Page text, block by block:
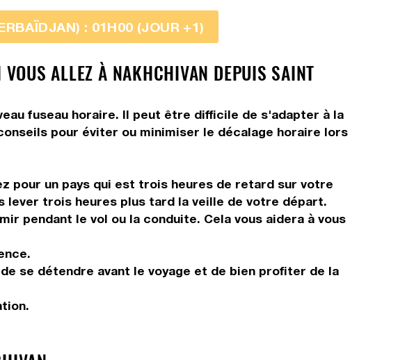
: 01H00 (JOUR +1)
ALLEZ À NAKHCHIVAN DEPUIS SAINT
fuseau horaire. Il peut être difficile de s'adapter à la
pour éviter ou minimiser le décalage horaire lors
pour un pays qui est trois heures de retard sur votre
lever trois heures plus tard la veille de votre départ.
pendant le vol ou la conduite. Cela vous aidera à vous
se détendre avant le voyage et de bien profiter de la